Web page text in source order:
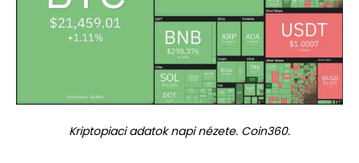
Kriptopiaci adatok napi nézete. Coin360.